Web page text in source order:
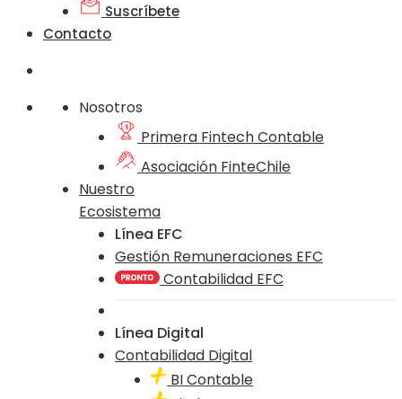
Suscríbete
Contacto
Nosotros
Primera Fintech Contable
Asociación FinteChile
Nuestro
Ecosistema
Línea EFC
Gestión Remuneraciones EFC
Contabilidad EFC
Línea Digital
Contabilidad Digital
BI Contable